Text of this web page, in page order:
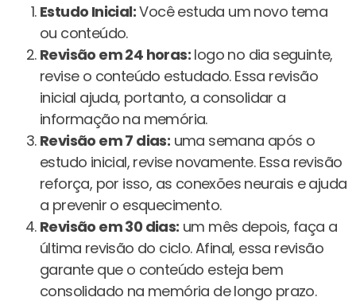
Estudo Inicial:Você estuda um novo tema
ou conteúdo.
Revisão em 24 horas: logo no dia seguinte,
revise o conteúdo estudado. Essa revisão
inicial ajuda, portanto, a consolidar a
informação na memória.
Revisão em 7 dias: uma semana após o
estudo inicial, revise novamente. Essa revisão
reforça, por isso, as conexões neurais e ajuda
a prevenir o esquecimento.
Revisão em 30 dias: um mês depois, faça a
última revisão do ciclo. Afinal, essa revisão
garante que o conteúdo esteja bem
consolidado na memória de longo prazo.